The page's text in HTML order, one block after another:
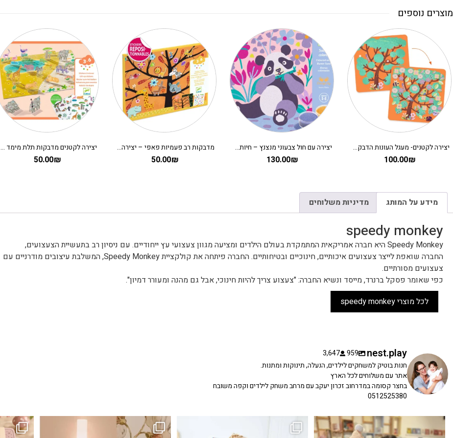
מוצרים נוספים
יצירה לקטנים- מעגל העונות הדבקה DJECO
100.00₪
יצירה עם חול צבעוני מנצנץ – חיות מתוקות DJECO
130.00₪
מדבקות רב פעמיות פאפי – יצירה לקטנים על העץ
50.00₪
יצירה לקטנים מדבקות תלת מימד – מדבקות רב פעמיות סוואנה DJECO
50.00₪
מידע על המותג מדיניות משלוחים
speedy monkey
Speedy Monkey היא חברה אמריקאית המתמקדת בעולם הילדים ומציעה מגוון צעצועי עץ ייחודיים. עם ניסיון רב בתעשיית הצעצועים,
החברה שואפת לייצר צעצועים איכותיים, חינוכיים ובטיחותיים. החברה פיתחה את קולקציית Speedy Monkey, המשלבת עיצובים מודרניים עם
צעצועים מסורתיים.
כפי שאומר פסקל ברנרד, מייסד ונשיא החברה: "צעצוע צריך להיות חינוכי, אבל גם מהנה ומעורר דמיון".
לכל מוצרי speedy monkey
nest.play
959
3,647
חנות בוטיק למשחקים לילדים, הנעלה, תינוקות ומתנות.
אתר עם משלוחים לכל הארץ
בחצר קסומה במדרחוב זכרון יעקב עם מרחב משחק לילדים וקפה משובח
0512525380
גם פריט עיצובי לחדר, גם מנורת לילה מרגיעה, וגם... כשפתחתי את החנות חלמתי ליצור מקום שהייתי
שמחה